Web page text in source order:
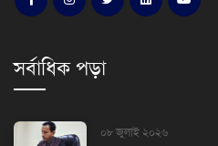
সর্বাধিক পড়া
০৮ জুলাই ২০২৬